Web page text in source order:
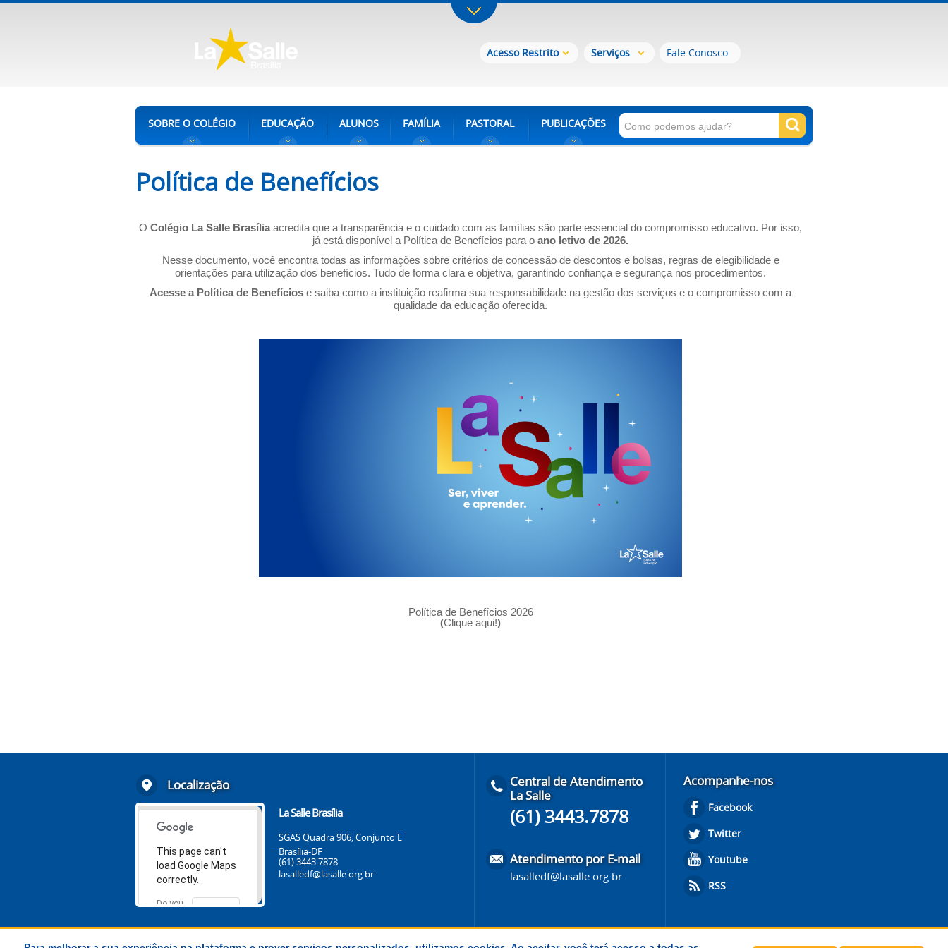
Acesso Restrito Serviços Fale Conosco
SOBRE O COLÉGIO EDUCAÇÃO ALUNOS FAMÍLIA PASTORAL PUBLICAÇÕES
Política de Benefícios
O Colégio La Salle Brasília acredita que a transparência e o cuidado com as famílias são parte essencial do compromisso educativo. Por isso,
já está disponível a Política de Benefícios para o ano letivo de 2026.
Nesse documento, você encontra todas as informações sobre critérios de concessão de descontos e bolsas, regras de elegibilidade e
orientações para utilização dos benefícios. Tudo de forma clara e objetiva, garantindo confiança e segurança nos procedimentos.
Acesse a Política de Benefícios e saiba como a instituição reafirma sua responsabilidade na gestão dos serviços e o compromisso com a
qualidade da educação oferecida.
Política de Benefícios 2026
(Clique aqui!)
Localização
This page can't
load Google Maps
correctly.
Do you
website?
OK
La Salle Brasília
SGAS Quadra 906, Conjunto E
Brasília-DF
(61) 3443.7878
lasalledf@lasalle.org.br
Central de Atendimento
La Salle
(61) 3443.7878
Atendimento por E-mail
lasalledf@lasalle.org.br
Acompanhe-nos
Facebook
Twitter
Youtube
RSS